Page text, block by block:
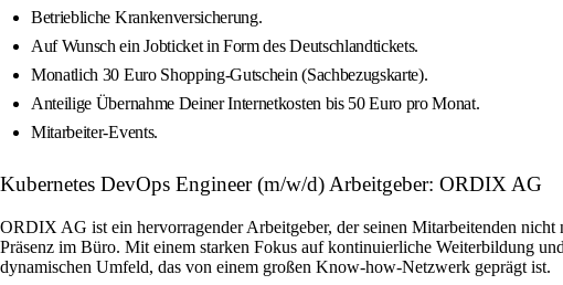
Betriebliche Krankenversicherung.
Auf Wunsch ein Jobticket in Form des Deutschlandtickets.
Monatlich 30 Euro Shopping-Gutschein (Sachbezugskarte).
Anteilige Übernahme Deiner Internetkosten bis 50 Euro pro Monat.
Mitarbeiter-Events.
Kubernetes DevOps Engineer (m/w/d) Arbeitgeber: ORDIX AG
ORDIX AG ist ein hervorragender Arbeitgeber, der seinen Mitarbeitenden
Präsenz im Büro. Mit einem starken Fokus auf kontinuierliche Weiterbildung
dynamischen Umfeld, das von einem großen Know-how-Netzwerk geprägt ist.